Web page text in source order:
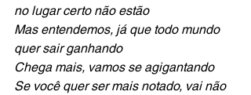
no lugar certo não estão
Mas entendemos, já que todo mundo
quer sair ganhando
Chega mais, vamos se agigantando
Se você quer ser mais notado, vai não